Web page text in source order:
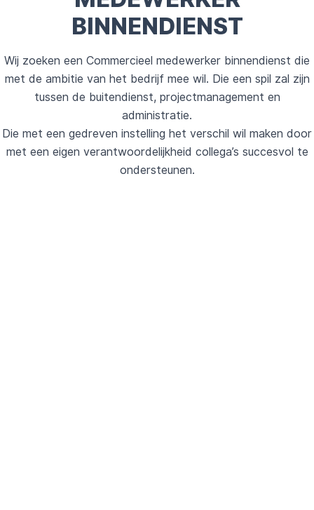
BINNENDIENST
Wij zoeken een Commercieel medewerker binnendienst die
met de ambitie van het bedrijf mee wil. Die een spil zal zijn
tussen de buitendienst, projectmanagement en
administratie.
Die met een gedreven instelling het verschil wil maken door
met een eigen verantwoordelijkheid collega’s succesvol te
ondersteunen.